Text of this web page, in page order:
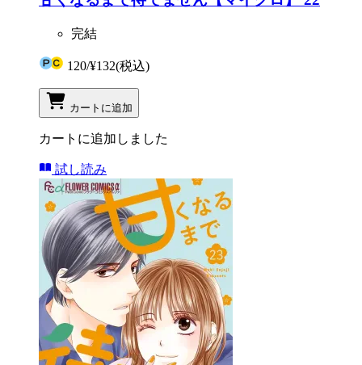
完結
120/¥132(税込)
カートに追加
カートに追加しました
試し読み